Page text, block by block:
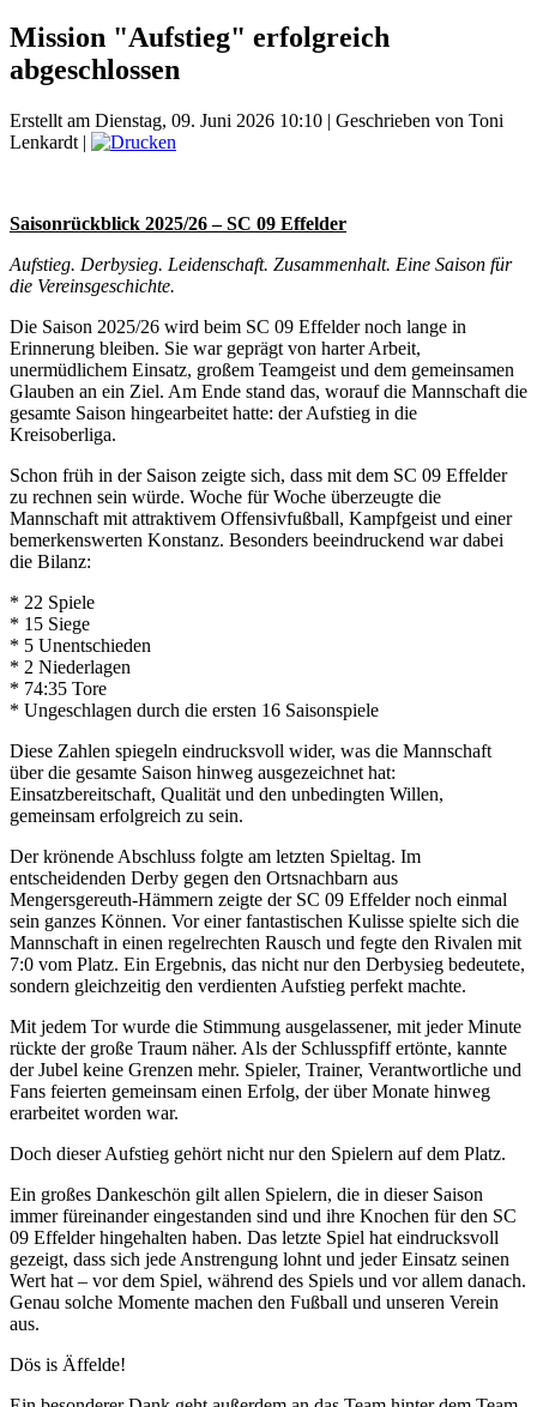
Mission "Aufstieg" erfolgreich
abgeschlossen
Erstellt am Dienstag, 09. Juni 2026 10:10 | Geschrieben von Toni
Lenkardt |
Saisonrückblick 2025/26 – SC 09 Effelder
Aufstieg. Derbysieg. Leidenschaft. Zusammenhalt. Eine Saison für
die Vereinsgeschichte.
Die Saison 2025/26 wird beim SC 09 Effelder noch lange in
Erinnerung bleiben. Sie war geprägt von harter Arbeit,
unermüdlichem Einsatz, großem Teamgeist und dem gemeinsamen
Glauben an ein Ziel. Am Ende stand das, worauf die Mannschaft die
gesamte Saison hingearbeitet hatte: der Aufstieg in die
Kreisoberliga.
Schon früh in der Saison zeigte sich, dass mit dem SC 09 Effelder
zu rechnen sein würde. Woche für Woche überzeugte die
Mannschaft mit attraktivem Offensivfußball, Kampfgeist und einer
bemerkenswerten Konstanz. Besonders beeindruckend war dabei
die Bilanz:
* 22 Spiele
* 15 Siege
* 5 Unentschieden
* 2 Niederlagen
* 74:35 Tore
* Ungeschlagen durch die ersten 16 Saisonspiele
Diese Zahlen spiegeln eindrucksvoll wider, was die Mannschaft
über die gesamte Saison hinweg ausgezeichnet hat:
Einsatzbereitschaft, Qualität und den unbedingten Willen,
gemeinsam erfolgreich zu sein.
Der krönende Abschluss folgte am letzten Spieltag. Im
entscheidenden Derby gegen den Ortsnachbarn aus
Mengersgereuth-Hämmern zeigte der SC 09 Effelder noch einmal
sein ganzes Können. Vor einer fantastischen Kulisse spielte sich die
Mannschaft in einen regelrechten Rausch und fegte den Rivalen mit
7:0 vom Platz. Ein Ergebnis, das nicht nur den Derbysieg bedeutete,
sondern gleichzeitig den verdienten Aufstieg perfekt machte.
Mit jedem Tor wurde die Stimmung ausgelassener, mit jeder Minute
rückte der große Traum näher. Als der Schlusspfiff ertönte, kannte
der Jubel keine Grenzen mehr. Spieler, Trainer, Verantwortliche und
Fans feierten gemeinsam einen Erfolg, der über Monate hinweg
erarbeitet worden war.
Doch dieser Aufstieg gehört nicht nur den Spielern auf dem Platz.
Ein großes Dankeschön gilt allen Spielern, die in dieser Saison
immer füreinander eingestanden sind und ihre Knochen für den SC
09 Effelder hingehalten haben. Das letzte Spiel hat eindrucksvoll
gezeigt, dass sich jede Anstrengung lohnt und jeder Einsatz seinen
Wert hat – vor dem Spiel, während des Spiels und vor allem danach.
Genau solche Momente machen den Fußball und unseren Verein
aus.
Dös is Äffelde!